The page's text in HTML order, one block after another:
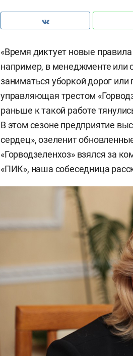
«Время диктует новые
например, в менеджменте или
заниматься уборкой дорог
управляющая трестом
раньше к такой работе
В этом сезоне предприятие
сердец», озеленит
«Горводзеленхоз» взялся за
«ПИК», наша собеседница